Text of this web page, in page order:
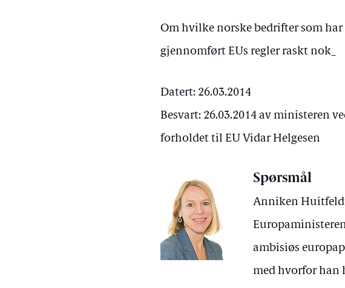
Om hvilke norske bedrifter som
gjennomført EUs regler raskt nok_
Datert: 26.03.2014
Besvart: 26.03.2014 av ministeren
forholdet til EU Vidar Helgesen
Spørsmål
Anniken
ambisiøs
med hvorfor han